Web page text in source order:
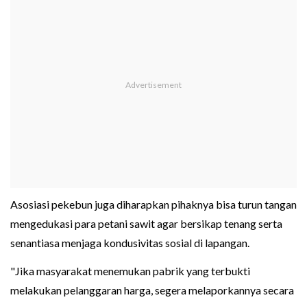
Asosiasi pekebun juga diharapkan pihaknya bisa turun tangan
mengedukasi para petani sawit agar bersikap tenang serta
senantiasa menjaga kondusivitas sosial di lapangan.
"Jika masyarakat menemukan pabrik yang terbukti
melakukan pelanggaran harga, segera melaporkannya secara